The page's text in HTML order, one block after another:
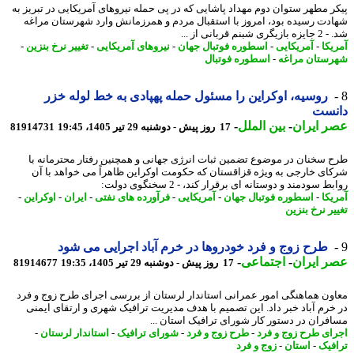
مطهر ستوان دوم مهداد پاشایی که در پی حمله نیروهای آمریکایی در تبریز به
رسیده بود، امروز با استقبال مردم و همرزمانش وارد شهرستان مراغه
قربانی از ...
- آمریکایی-اسطوره فوتبال جهان-نیروهای آمریکایی-تغییر نرخ بنزین-
مراغه- اسطوره فوتبال
روسیه، اوکراین را مسئول حمله پهپادی به خط لوله خزر
ایران- بین الملل-17 روز پیش - دوشنبه 29 تیر 1405، 19:45 81914731
سخنان در موضوع تضمین ثبات انرژی جهانی و همچنین رفتار محترمانه با
خارجی به ویژه قزاقستان که حکومت اوکراین ظاهراً می خواهد با آن
سودمند و دوستانه ای برقرار کند، - 2 سخنگوی دولت:
- اسطوره فوتبال جهان-آمریکایی-فرآورده های نفتی-ایران - اوکراین-
نرخ بنزین
طرح زوج و فرد خودروها در خرم آباد اجرایی می شود
ایران- اجتماعی-17 روز پیش - دوشنبه 29 تیر 1405، 19:35 81914677
هماهنگی امور عمرانی استاندار لرستان از بررسی اجرای طرح زوج و فرد
آباد خبر داد. این تصمیم با هدف مدیریت ترافیک شهری و ارتقای ایمنی
در دستور کار شورای ترافیک استان ...
طرح زوج و فرد-طرح زوج و فرد-شورای ترافیک -استاندار لرستان-
-استان-زوج و فرد